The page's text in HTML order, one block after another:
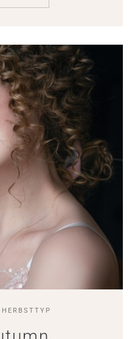
HERBSTTYP